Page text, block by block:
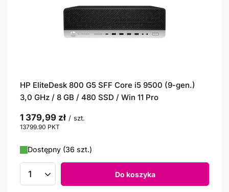
HP EliteDesk 800 G5 SFF Core i5 9500 (9-gen.)
3,0 GHz / 8 GB / 480 SSD / Win 11 Pro
1 379,99 zł / szt.
13799.90 PKT
Dostępny (36 szt.)
Ilość produktów Do koszyka